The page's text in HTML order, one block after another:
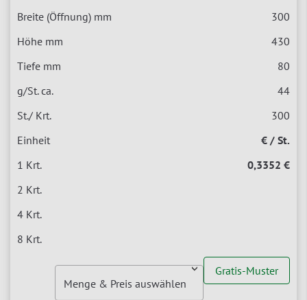
300
430
80
44
300
€ / St.
0,3352 €
Gratis-Muster